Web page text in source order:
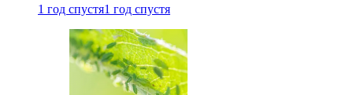
1 год спустя1 год спустя